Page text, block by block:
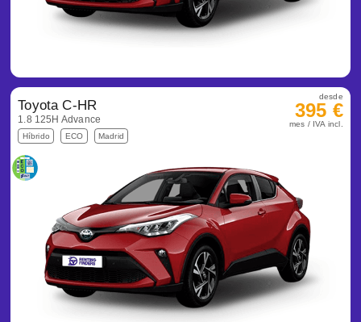
Toyota C-HR
1.8 125H Advance
Híbrido ECO Madrid
desde
395 €
mes / IVA incl.